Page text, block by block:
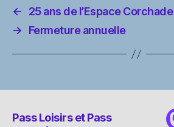
←
25 ans de l’Espace Corchade
→
Fermeture annuelle
Pass Loisirs et Pass